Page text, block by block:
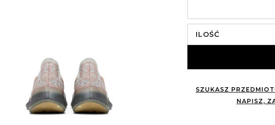
ILOŚĆ
SZUKASZ
NAPISZ,